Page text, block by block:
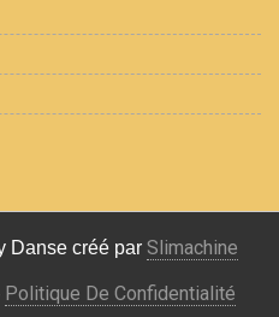
Danse créé par Slimachine
Politique De Confidentialité